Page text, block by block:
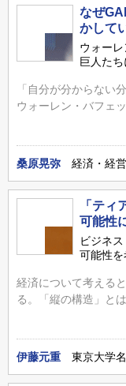
なぜ
かして
ウォー
巨人た
「自分が分からない
ウォーレン・バフェ
桑原晃弥 経済・経
「テ
可能性
ビジネ
可能性を
経済について考える
る。「縦の構造」と
伊藤元重 東京大学